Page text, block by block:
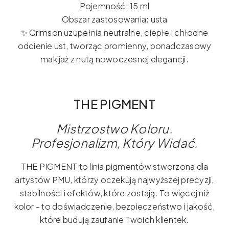
Pojemność: 15 ml
Obszar zastosowania: usta
✨ Crimson uzupełnia neutralne, ciepłe i chłodne
odcienie ust, tworząc promienny, ponadczasowy
makijaż z nutą nowoczesnej elegancji.
THE PIGMENT
Mistrzostwo Koloru.
Profesjonalizm, Który Widać.
THE PIGMENT to linia pigmentów stworzona dla
artystów PMU, którzy oczekują najwyższej precyzji,
stabilności i efektów, które zostają. To więcej niż
kolor - to doświadczenie, bezpieczeństwo i jakość,
które budują zaufanie Twoich klientek.